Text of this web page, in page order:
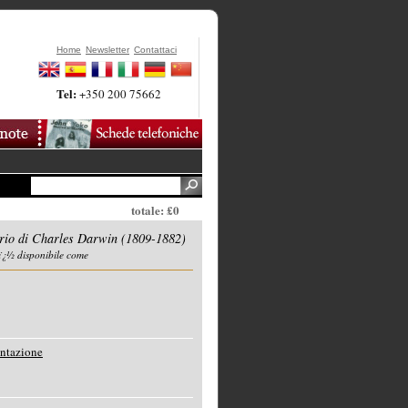
Home Newsletter Contattaci
Tel:+350 200 75662
totale: £0
di Charles Darwin (1809-1882)
disponibile come